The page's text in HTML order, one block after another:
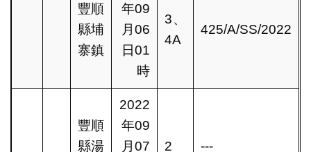
豐順
縣埔
寨鎮
年09
月06
日01
時
3、
4A
425/A/SS/2022
豐順
縣湯
2022
年09
月07
2 ---